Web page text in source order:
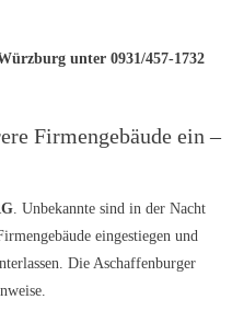
unter 0931/457-1732
Firmengebäude ein –
. Unbekannte sind in der Nacht
eingestiegen und
Die Aschaffenburger